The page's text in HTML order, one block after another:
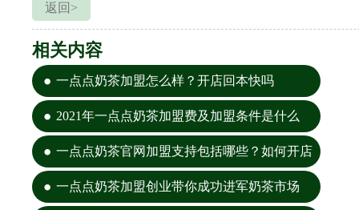
返回>
相关内容
一点点奶茶加盟怎么样？开店回本快吗
2021年一点点奶茶加盟费及加盟条件是什么
一点点奶茶官网加盟支持包括哪些？如何开店
一点点奶茶加盟创业带你成功进军奶茶市场